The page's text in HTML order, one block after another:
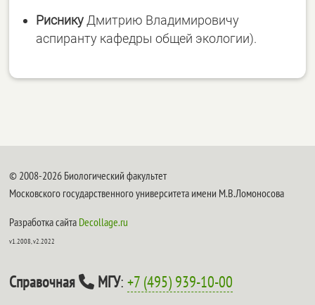
Риснику Дмитрию Владимировичу
аспиранту кафедры общей экологии).
© 2008-2026 Биологический факультет
Московского государственного университета имени М.В.Ломоносова
Разработка сайта Decollage.ru
v1.2008, v2.2022
Справочная МГУ:+7 (495) 939-10-00